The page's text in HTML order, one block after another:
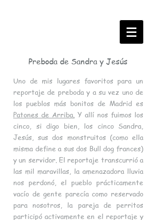
Preboda de Sandra y Jesús
Uno de mis lugares favoritos para un
reportaje de preboda y a su vez uno de
los pueblos más bonitos de Madrid es
Patones de Arriba. Y allí nos fuimos los
cinco, si digo bien, los cinco Sandra,
Jesús, sus dos monstruitos (como ella
misma define a sus dos Bull dog frances)
y un servidor. El reportaje transcurrió a
las mil maravillas, la amenazadora lluvia
nos perdonó, el pueblo prácticamente
vacío de gente parecía como reservado
para nosotros, la pareja de perritos
participó activamente en el reportaje y